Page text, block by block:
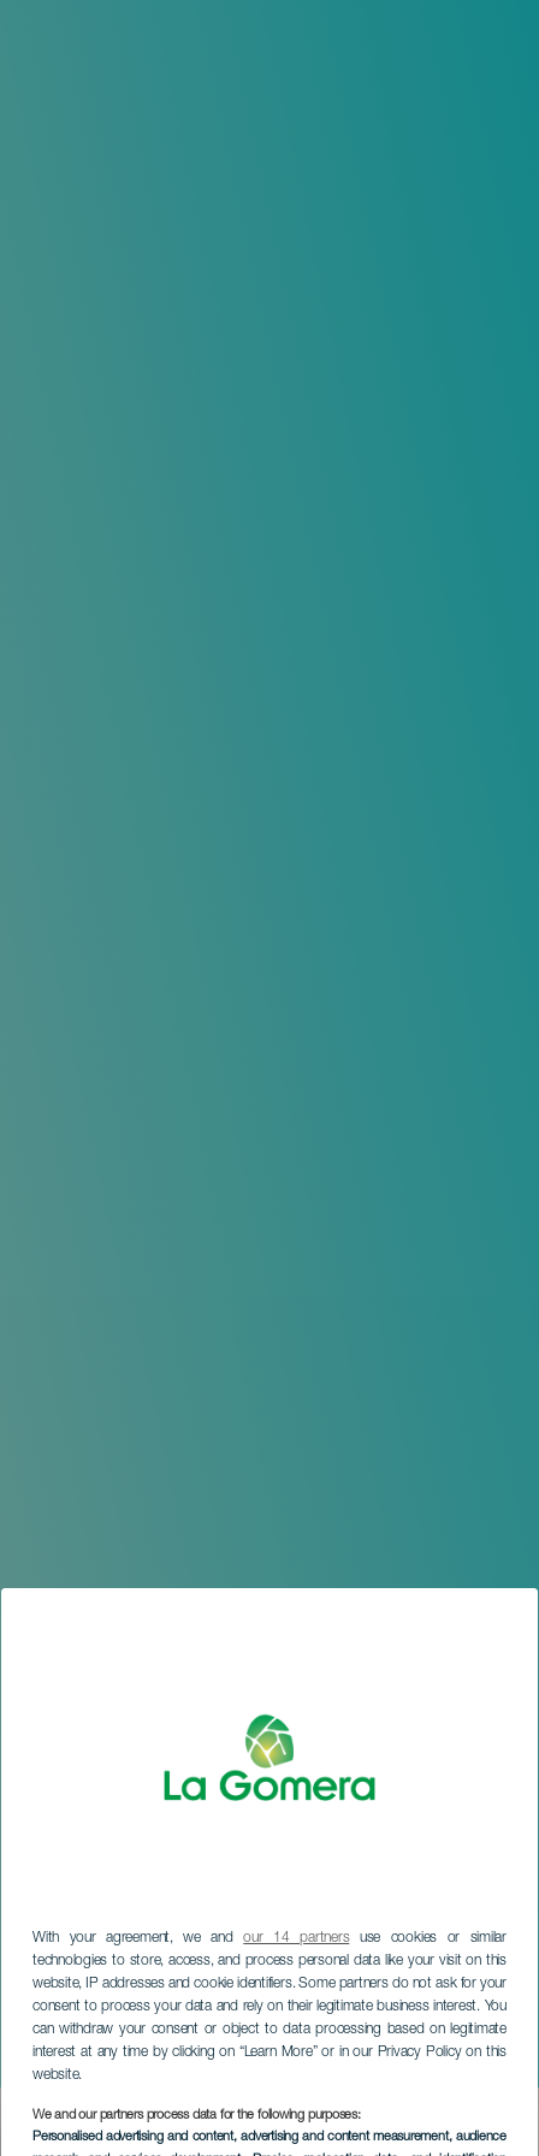
With your agreement, we andour 14 partnersuse cookies or similar
technologies to store, access, and process personal data like your visit on this
website, IP addresses and cookie identifiers. Some partners do not ask for your
consent to process your data and rely on their legitimate business interest. You
can withdraw your consent or object to data processing based on legitimate
interest at any time by clicking on “Learn More” or in our Privacy Policy on this
website.
We and our partners process data for the following purposes:
Personalised advertising and content, advertising and content measurement, audience
Spettacolo musicale di Los
Sabandeños
LA GOMERA
Imagen
Listado